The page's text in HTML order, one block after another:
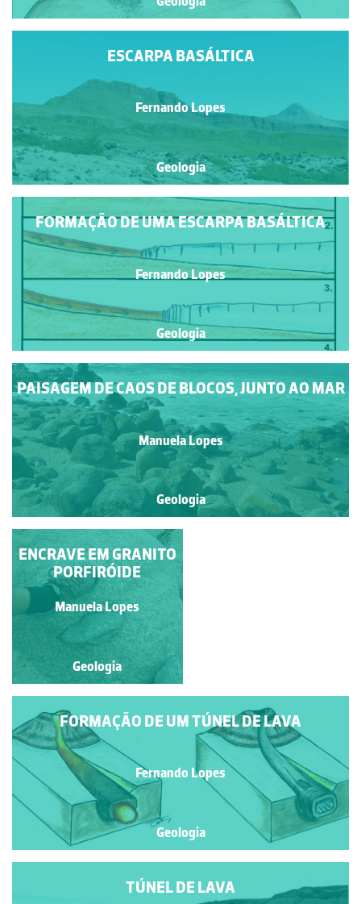
ESCARPA BASÁLTICA
Fernando Lopes
Geologia
FORMAÇÃO DE UMA ESCARPA BASÁLTICA
Fernando Lopes
Geologia
PAISAGEM DE CAOS DE BLOCOS, JUNTO AO MAR
Manuela Lopes
Geologia
CONE VULCÂNICO
Fernando Lopes
Geologia
FORMAÇÃO DE UM TÚNEL DE LAVA
Fernando Lopes
Geologia
TÚNEL DE LAVA
ENCRAVE EM GRANITO
PORFIRÓIDE
Manuela Lopes
Geologia